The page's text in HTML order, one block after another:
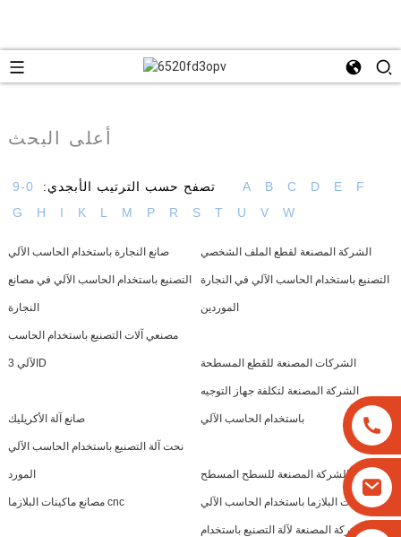
أعلى البحث
تصفح حسب الترتيب الأبجدي: 0-9 A B C D E
F
G
H I K L M P R S T U V W
صانع النجارة باستخدام الحاسب الآلي الشركة المصنعة لقطع الملف الشخصي
التصنيع باستخدام الحاسب الآلي في مصانع
النجارة
التصنيع باستخدام الحاسب الآلي في النجارة
الموردين
مصنعي آلات التصنيع باستخدام الحاسب
الآلي 3D الشركات المصنعة للقطع المسطحة
صانع آلة الأكريليك
الشركة المصنعة لتكلفة جهاز التوجيه
باستخدام الحاسب الآلي
نحت آلة التصنيع باستخدام الحاسب الآلي
المورد قطع الشركة المصنعة للسطح المسطح
مصانع ماكينات البلازما cnc موردو آلات البلازما باستخدام الحاسب الآلي
الشركة المصنعة لآلة التصنيع باستخدام